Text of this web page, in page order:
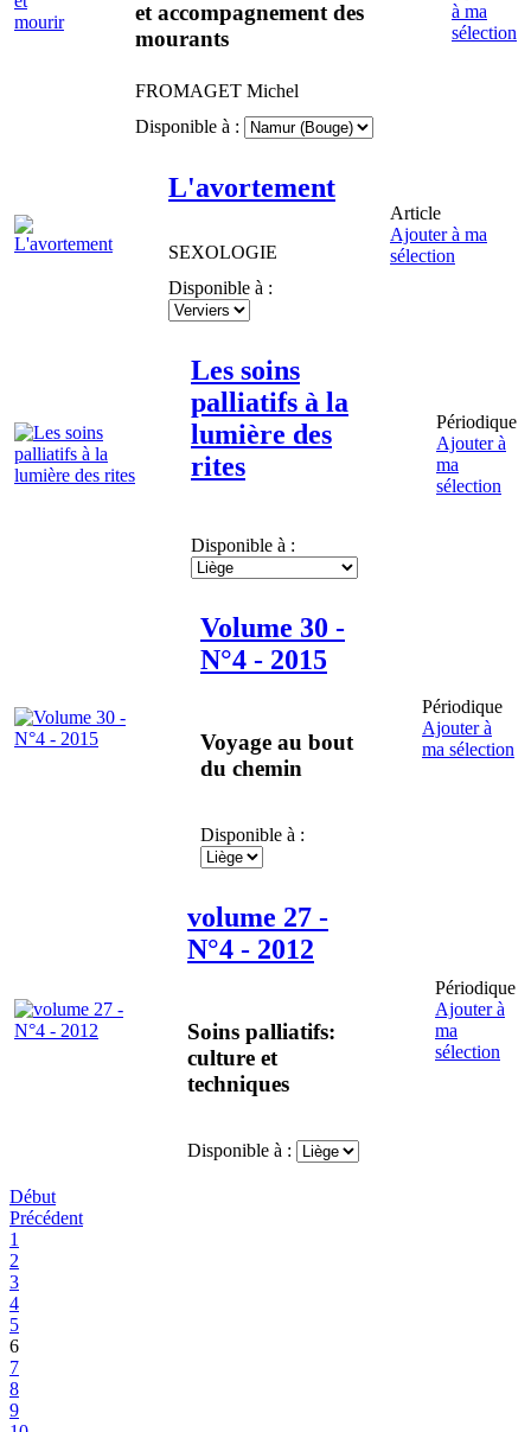
à ma
sélection
et accompagnement des
mourants
FROMAGET Michel
Disponible à :
L'avortement
Article
Ajouter à ma
sélection
SEXOLOGIE
Disponible à :
Les soins
palliatifs à la
lumière des
rites
Périodique
Ajouter à
ma
sélection
Disponible à :
Volume 30 -
N°4 - 2015
Périodique
Ajouter à
ma sélection
Voyage au bout
du chemin
Disponible à :
volume 27 -
N°4 - 2012
Périodique
Ajouter à
ma
sélection
Soins palliatifs:
culture et
techniques
Disponible à :
Début
Précédent
1
2
3
4
5
6
7
8
9